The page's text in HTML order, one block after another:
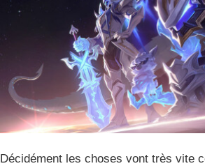
Décidément les choses vont très vite